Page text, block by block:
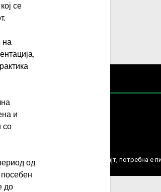
се
на
и
со
од
до
или податоци од овој веб сајт, потребна е